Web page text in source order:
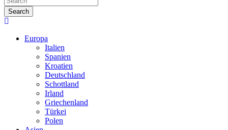
Search
Europa
Italien
Spanien
Kroatien
Deutschland
Schottland
Irland
Griechenland
Türkei
Polen